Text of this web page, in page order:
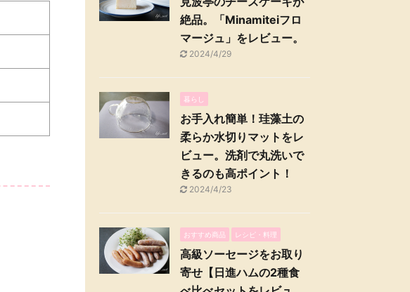
絶品。「Minamiteiフロ
マージュ」をレビュー。
2024/4/29
暮らし
お手入れ簡単！珪藻土の
柔らか水切りマットをレ
ビュー。洗剤で丸洗いで
きるのも高ポイント！
2024/4/23
おすすめ商品 レシピ・料理
高級ソーセージをお取り
寄せ【日進ハムの2種食